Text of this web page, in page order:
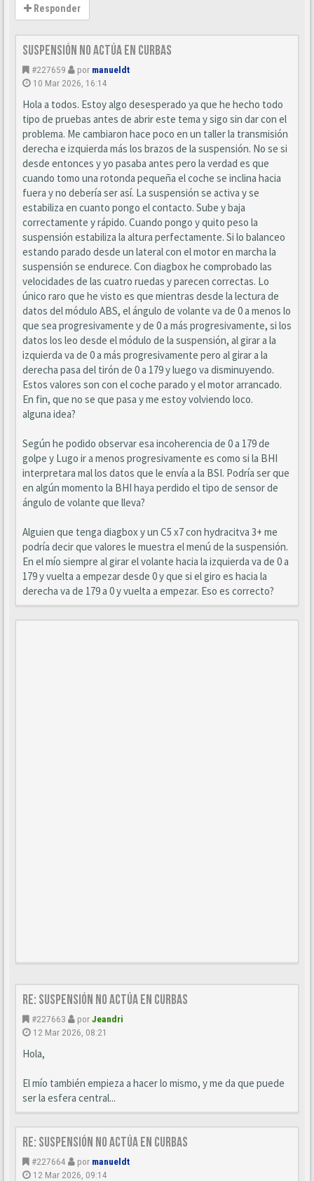
Responder
Suspensión no actúa en curbas
#227659 por manueldt
10 Mar 2026, 16:14
Hola a todos. Estoy algo desesperado ya que he hecho todo
tipo de pruebas antes de abrir este tema y sigo sin dar con el
problema. Me cambiaron hace poco en un taller la transmisión
derecha e izquierda más los brazos de la suspensión. No se si
desde entonces y yo pasaba antes pero la verdad es que
cuando tomo una rotonda pequeña el coche se inclina hacia
fuera y no debería ser así. La suspensión se activa y se
estabiliza en cuanto pongo el contacto. Sube y baja
correctamente y rápido. Cuando pongo y quito peso la
suspensión estabiliza la altura perfectamente. Si lo balanceo
estando parado desde un lateral con el motor en marcha la
suspensión se endurece. Con diagbox he comprobado las
velocidades de las cuatro ruedas y parecen correctas. Lo
único raro que he visto es que mientras desde la lectura de
datos del módulo ABS, el ángulo de volante va de 0 a menos lo
que sea progresivamente y de 0 a más progresivamente, si los
datos los leo desde el módulo de la suspensión, al girar a la
izquierda va de 0 a más progresivamente pero al girar a la
derecha pasa del tirón de 0 a 179 y luego va disminuyendo.
Estos valores son con el coche parado y el motor arrancado.
En fin, que no se que pasa y me estoy volviendo loco.
alguna idea?
Según he podido observar esa incoherencia de 0 a 179 de
golpe y Lugo ir a menos progresivamente es como si la BHI
interpretara mal los datos que le envía a la BSI. Podría ser que
en algún momento la BHI haya perdido el tipo de sensor de
ángulo de volante que lleva?
Alguien que tenga diagbox y un C5 x7 con hydracitva 3+ me
podría decir que valores le muestra el menú de la suspensión.
En el mío siempre al girar el volante hacia la izquierda va de 0 a
179 y vuelta a empezar desde 0 y que si el giro es hacia la
derecha va de 179 a 0 y vuelta a empezar. Eso es correcto?
Re: Suspensión no actúa en curbas
#227663 porJeandri
12 Mar 2026, 08:21
Hola,
El mío también empieza a hacer lo mismo, y me da que puede
ser la esfera central...
Re: Suspensión no actúa en curbas
#227664 por manueldt
12 Mar 2026, 09:14